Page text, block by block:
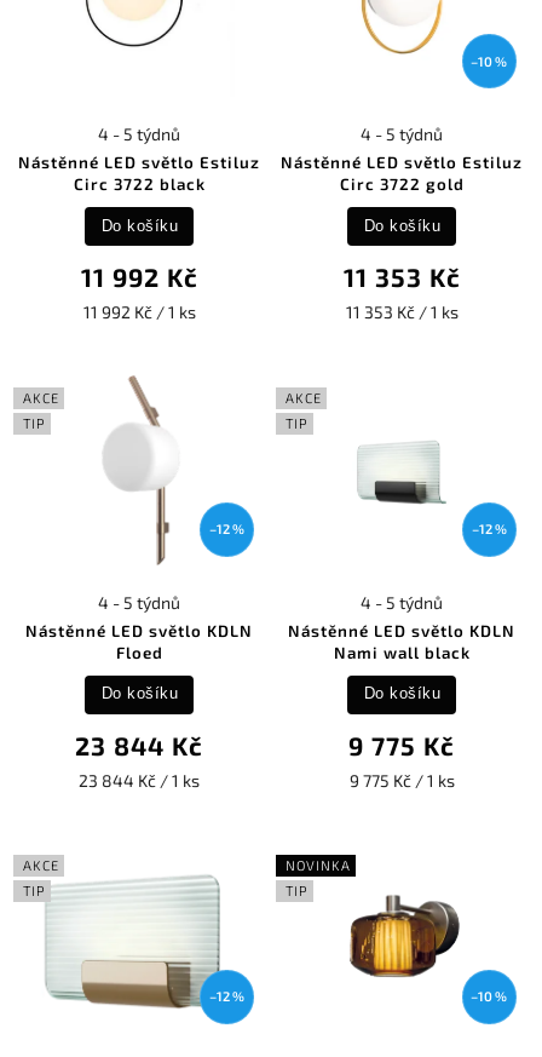
Nástěnné LED světlo Estiluz
Circ 3722 black
4 - 5 týdnů
11 992 Kč
11 992 Kč / 1 ks
Do košíku
–10 %
Nástěnné LED světlo Estiluz
Circ 3722 gold
4 - 5 týdnů
11 353 Kč
11 353 Kč / 1 ks
Do košíku
AKCE
TIP
–12 %
Nástěnné LED světlo KDLN
Floed
4 - 5 týdnů
23 844 Kč
23 844 Kč / 1 ks
Do košíku
AKCE
TIP
–12 %
Nástěnné LED světlo KDLN
Nami wall black
4 - 5 týdnů
9 775 Kč
9 775 Kč / 1 ks
Do košíku
AKCE
TIP
–12 %
NOVINKA
TIP
–10 %